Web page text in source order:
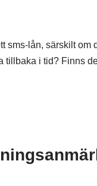
lån, särskilt om
i tid? Finns